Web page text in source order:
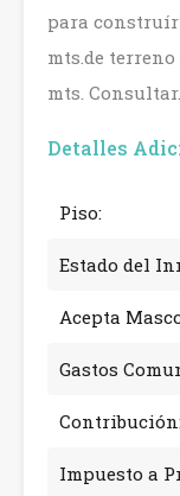
para construír
mts.de terreno
mts.
Detalles
Piso:
Estado del
Acepta
Gastos
Impuesto a